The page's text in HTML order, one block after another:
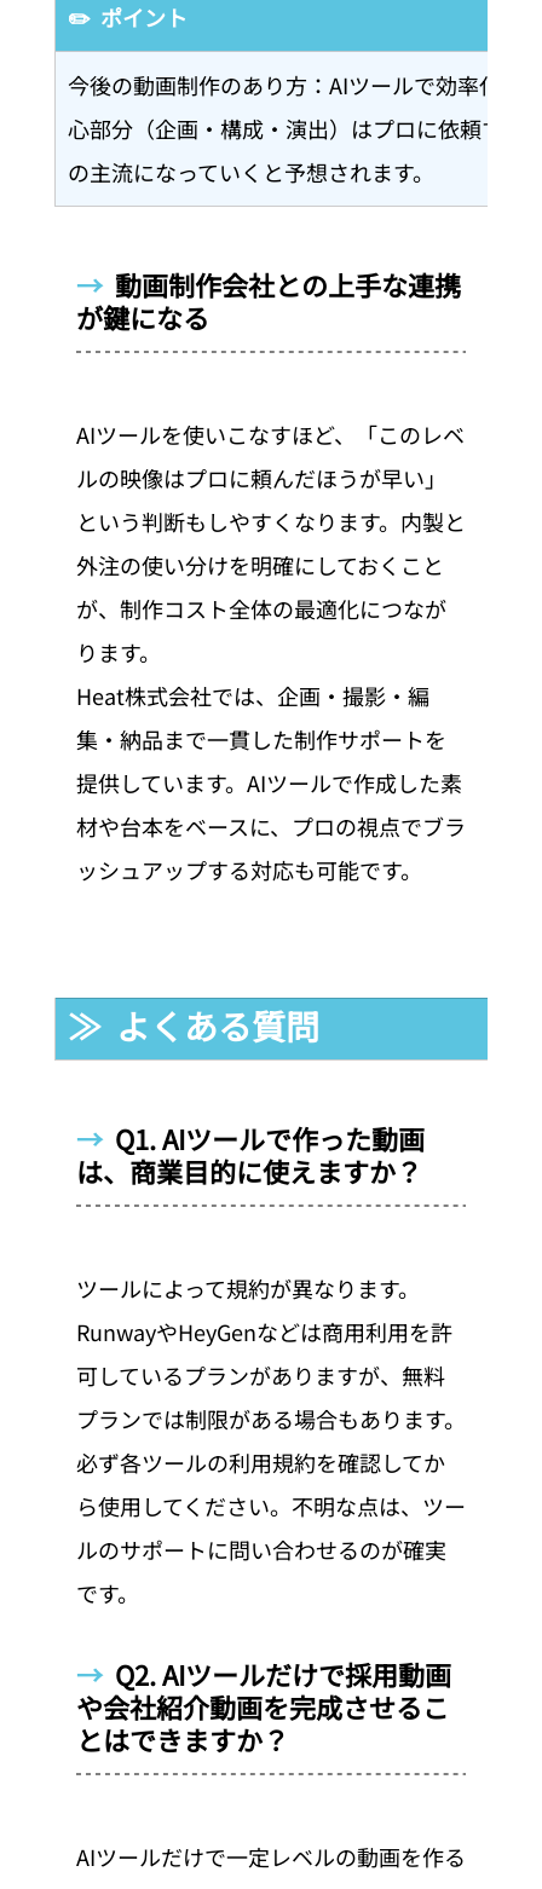
✏️  ポイント
今後の動画制作のあり方：AIツールで効率化し
心部分（企画・構成・演出）はプロに依頼する
の主流になっていくと予想されます。
→ 動画制作会社との上手な連携
が鍵になる
AIツールを使いこなすほど、「このレベ
ルの映像はプロに頼んだほうが早い」
という判断もしやすくなります。内製と
外注の使い分けを明確にしておくこと
が、制作コスト全体の最適化につなが
ります。
Heat株式会社では、企画・撮影・編
集・納品まで一貫した制作サポートを
提供しています。AIツールで作成した素
材や台本をベースに、プロの視点でブラ
ッシュアップする対応も可能です。
≫  よくある質問
→ Q1. AIツールで作った動画
は、商業目的に使えますか？
ツールによって規約が異なります。
RunwayやHeyGenなどは商用利用を許
可しているプランがありますが、無料
プランでは制限がある場合もあります。
必ず各ツールの利用規約を確認してか
ら使用してください。不明な点は、ツー
ルのサポートに問い合わせるのが確実
です。
→ Q2. AIツールだけで採用動画
や会社紹介動画を完成させるこ
とはできますか？
AIツールだけで一定レベルの動画を作る